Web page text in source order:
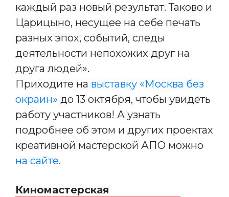
каждый раз новый результат. Таково и
Царицыно, несущее на себе печать
разных эпох, событий, следы
деятельности непохожих друг на
друга людей».
Приходите на выставку «Москва без
окраин» до 13 октября, чтобы увидеть
работу участников! А узнать
подробнее об этом и других проектах
креативной мастерской АПО можно
на сайте.
Киномастерская